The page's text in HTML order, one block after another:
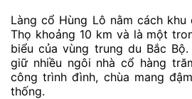
Làng cổ Hùng Lô nằm cách
Thọ khoảng 10 km và là một
biểu của vùng trung du Bắc
giữ nhiều ngôi nhà cổ hàng
công trình đình, chùa mang
thống.